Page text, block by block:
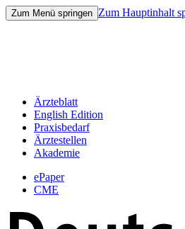
Zum Menü springen Zum Hauptinhalt
Ärzteblatt
English Edition
Praxisbedarf
Ärztestellen
Akademie
ePaper
CME